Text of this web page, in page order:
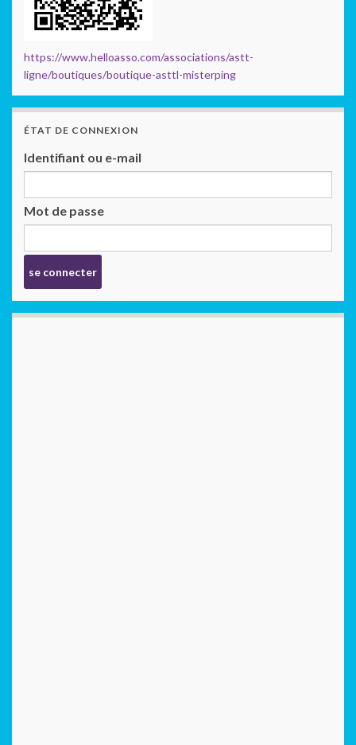
https://www.helloasso.com/associations/astt-
ligne/boutiques/boutique-asttl-misterping
ÉTAT DE CONNEXION
Identifiant ou e-mail
Mot de passe